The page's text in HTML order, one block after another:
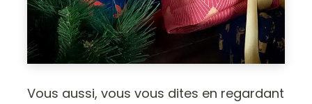
Vous aussi, vous vous dites en regardant